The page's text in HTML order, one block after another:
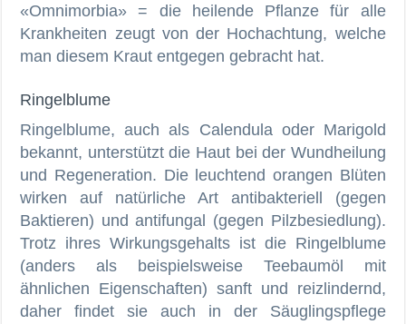
«Omnimorbia» = die heilende Pflanze für alle
Krankheiten zeugt von der Hochachtung, welche
man diesem Kraut entgegen gebracht hat.
Ringelblume
Ringelblume, auch als Calendula oder Marigold
bekannt, unterstützt die Haut bei der Wundheilung
und Regeneration. Die leuchtend orangen Blüten
wirken auf natürliche Art antibakteriell (gegen
Baktieren) und antifungal (gegen Pilzbesiedlung).
Trotz ihres Wirkungsgehalts ist die Ringelblume
(anders als beispielsweise Teebaumöl mit
ähnlichen Eigenschaften) sanft und reizlindernd,
daher findet sie auch in der Säuglingspflege